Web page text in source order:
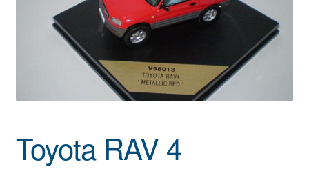
Kontakt
Toyota RAV 4